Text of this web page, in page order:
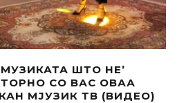
МУЗИКАТА ШТО НЕ’
СО ВАС ОВАА
МЈУЗИК ТВ (ВИДЕО)